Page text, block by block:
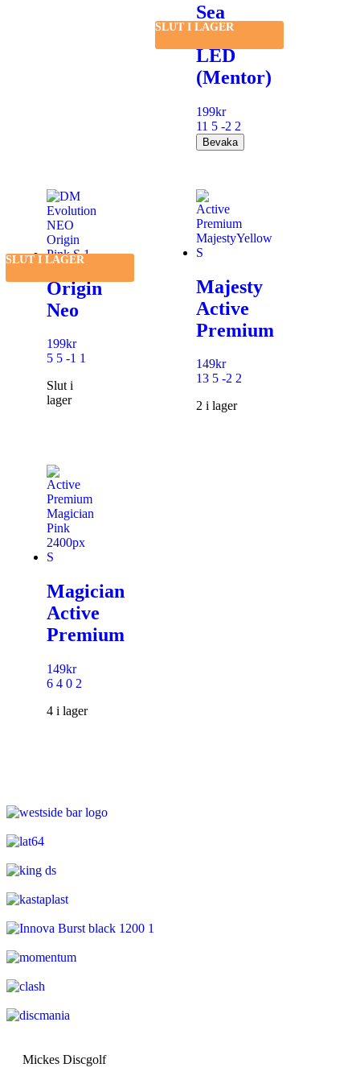
SLUT I LAGER
Sea
Serpent
LED
(Mentor)
199kr
11 5 -2 2
SLUT I LAGER
Origin
Neo
199kr
5 5 -1 1
Slut i
lager
Majesty
Active
Premium
149kr
13 5 -2 2
2 i lager
Magician
Active
Premium
149kr
6 4 0 2
4 i lager
Mickes Discgolf